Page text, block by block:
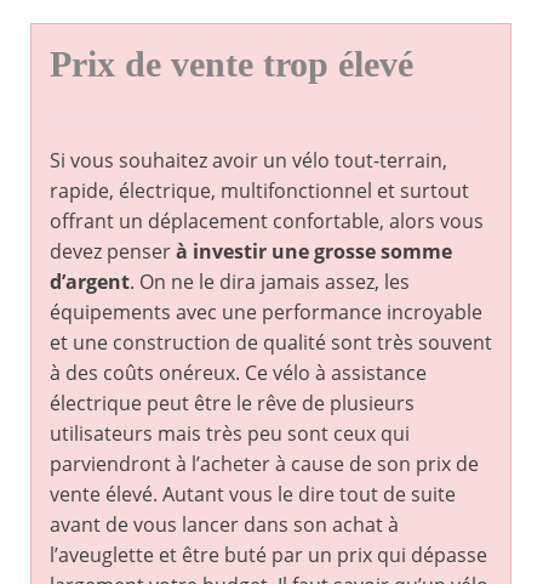
Prix de vente trop élevé
Si vous souhaitez avoir un vélo tout-terrain,
rapide, électrique, multifonctionnel et surtout
offrant un déplacement confortable, alors vous
devez penserà investir une grosse somme
d’argent. On ne le dira jamais assez, les
équipements avec une performance incroyable
et une construction de qualité sont très souvent
à des coûts onéreux. Ce vélo à assistance
électrique peut être le rêve de plusieurs
utilisateurs mais très peu sont ceux qui
parviendront à l’acheter à cause de son prix de
vente élevé. Autant vous le dire tout de suite
avant de vous lancer dans son achat à
l’aveuglette et être buté par un prix qui dépasse